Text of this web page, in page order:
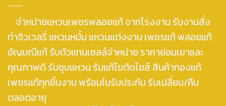
จำหน่ายแหวนเพชรพลอยแท้ จากโรงงาน รับงานสั่ง
ทำจิวเวลรี่ แหวนหมั้น แหวนแต่งงาน เพชรแท้ พลอยแท้
อัญมณีแท้ รับตัวแทนเซลล์จำหน่าย ราคาย่อมเยาและ
คุณภาพดี รับชุบแหวน รับแก้ไขตัดไซส์ สินค้าทองแท้
เพชรแท้ทุกชิ้นงาน พร้อมใบรับประกัน รับเปลี่ยน/คืน
ตลอดอายุ